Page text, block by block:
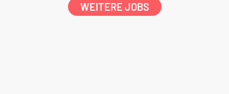
WEITERE JOBS